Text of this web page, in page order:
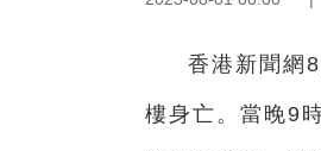
香港新聞網
樓身亡。當晚9